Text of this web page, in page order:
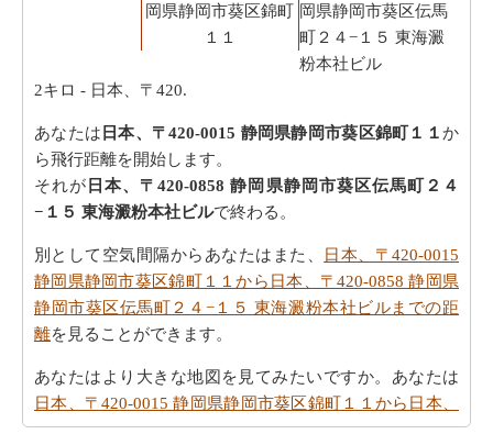
岡県静岡市葵区錦町
１１
岡県静岡市葵区伝馬
町２４−１５ 東海澱
粉本社ビル
2キロ - 日本、〒420.
あなたは 日本、〒420-0015 静岡県静岡市葵区錦町１１か
ら飛行距離を開始します。
それが 日本、〒420-0858 静岡県静岡市葵区伝馬町２４
−１５ 東海澱粉本社ビルで終わる。
別として空気間隔からあなたはまた、
日本、〒420-0015
静岡県静岡市葵区錦町１１から日本、〒420-0858 静岡県
静岡市葵区伝馬町２４−１５ 東海澱粉本社ビルまでの距
離を見ることができます。
あなたはより大きな地図を見てみたいですか。あなたは
日本、〒420-0015 静岡県静岡市葵区錦町１１から日本、
〒420-0858 静岡県静岡市葵区伝馬町２４−１５ 東海澱粉